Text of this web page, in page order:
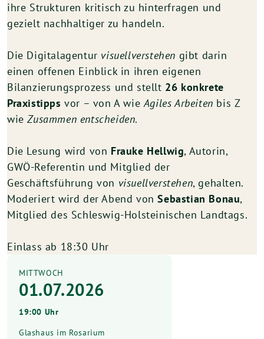
ihre Strukturen kritisch zu hinterfragen und
gezielt nachhaltiger zu handeln.
Die Digitalagentur visuellverstehen gibt darin
einen offenen Einblick in ihren eigenen
Bilanzierungsprozess und stellt 26 konkrete
Praxistipps vor – von A wieAgiles Arbeiten bis Z
wieZusammen entscheiden.
Die Lesung wird von Frauke Hellwig, Autorin,
GWÖ-Referentin und Mitglied der
Geschäftsführung von visuellverstehen, gehalten.
Moderiert wird der Abend vonSebastian Bonau,
Mitglied des Schleswig-Holsteinischen Landtags.
Einlass ab 18:30 Uhr
MITTWOCH
01.07.2026
19:00 Uhr
Glashaus im Rosarium